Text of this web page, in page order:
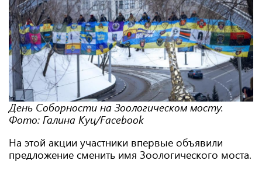
День Соборности на Зоологическом мосту.
Фото: Галина Куц/Facebook
На этой акции участники впервые объявили
предложение сменить имя Зоологического моста.